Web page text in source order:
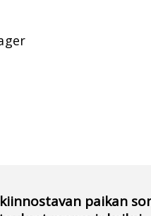
paikan